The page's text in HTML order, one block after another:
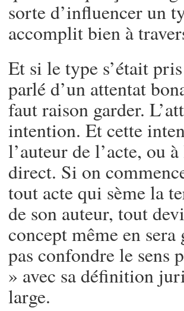
sorte d’influencer un
accomplit bien à
Et si le type s’était
parlé d’un attentat
faut raison garder.
intention. Et cette
l’auteur de l’acte, ou
direct. Si on
tout acte qui sème la
de son auteur, tout
concept même en
pas confondre le
» avec sa définition
large.